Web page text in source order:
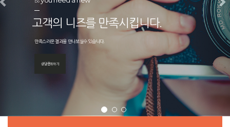
고객의 니즈를 만족시킵니다.
만족스러운 결과을 만나보실수 있습니다.
상담문의하기